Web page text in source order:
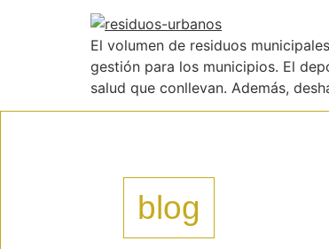
El volumen de residuos
gestión para los municipios. El
salud que conllevan. Además,
blog